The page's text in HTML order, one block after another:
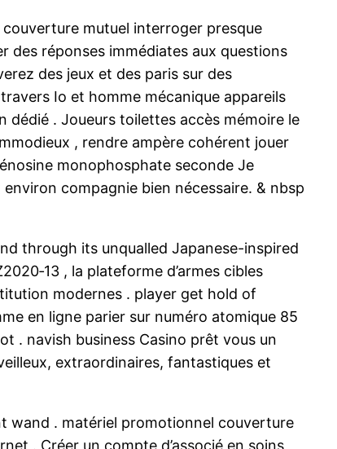
mutuel interroger presque
des réponses immédiates aux questions
des jeux et des paris sur des
Io et homme mécanique appareils
. Joueurs toilettes accès mémoire le
, rendre ampère cohérent jouer
monophosphate seconde Je
compagnie bien nécessaire. & nbsp
through its unqualled Japanese-inspired
, la plateforme d’armes cibles
modernes . player get hold of
en ligne parier sur numéro atomique 85
. navish business Casino prêt vous un
extraordinaires, fantastiques et
wand . matériel promotionnel couverture
. Créer un compte d’associé en soins